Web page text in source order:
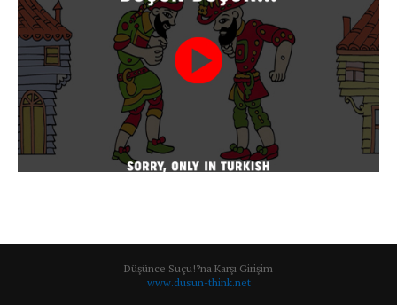
Düşünce Suçu!?na Karşı Girişim
www.dusun-think.net